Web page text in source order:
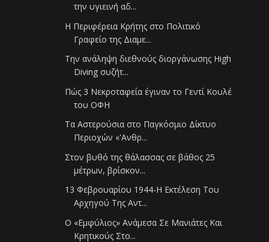
την υγιεινή αδ...
Η Περιφέρεια Κρήτης στο Πολιτικό
Γραφείο της Διαμε...
Την ανάληψη διεθνούς διοργάνωσης High
Diving συζήτ...
Πώς 3 Νεκροταφεία έγιναν το Γεντί Κουλέ
του ΟΦΗ
Τα Αστερούσια στο Παγκόσμιο Δίκτυο
Περιοχών «'Ανθρ...
Στον βυθό της θάλασσας σε βάθος 25
μέτρων, βρίσκον...
13 Φεβρουαρίου 1944-Η Εκτέλεση Του
Αρχηγού Της Αντ...
Ο «Εμφύλιος» Ανάμεσα Σε Μανιάτες Και
Κρητικούς Στο...